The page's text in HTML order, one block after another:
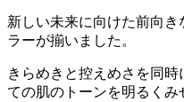
新しい未来に向けた前向
ラーが揃いました。
きらめきと控えめさを同
ての肌のトーンを明るくみ